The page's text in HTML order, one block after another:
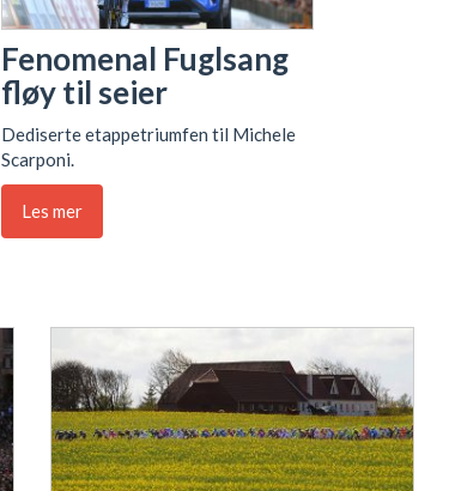
Fenomenal Fuglsang
fløy til seier
Dediserte etappetriumfen til Michele
Scarponi.
Les mer